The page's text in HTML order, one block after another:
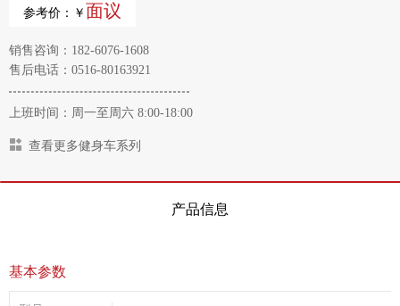
参考价：￥ 面议
销售咨询：182-6076-1608
售后电话：0516-80163921
上班时间：周一至周六 8:00-18:00
查看更多健身车系列
产品信息
基本参数